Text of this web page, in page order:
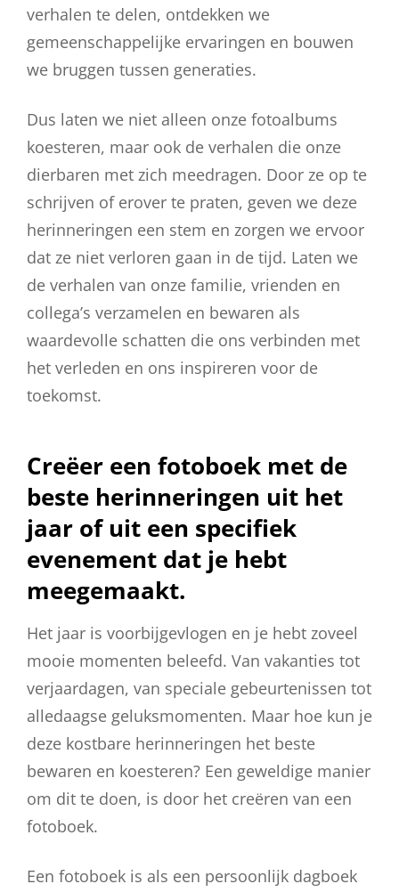
verhalen te delen, ontdekken we
gemeenschappelijke ervaringen en bouwen
we bruggen tussen generaties.
Dus laten we niet alleen onze fotoalbums
koesteren, maar ook de verhalen die onze
dierbaren met zich meedragen. Door ze op te
schrijven of erover te praten, geven we deze
herinneringen een stem en zorgen we ervoor
dat ze niet verloren gaan in de tijd. Laten we
de verhalen van onze familie, vrienden en
collega’s verzamelen en bewaren als
waardevolle schatten die ons verbinden met
het verleden en ons inspireren voor de
toekomst.
Creëer een fotoboek met de
beste herinneringen uit het
jaar of uit een specifiek
evenement dat je hebt
meegemaakt.
Het jaar is voorbijgevlogen en je hebt zoveel
mooie momenten beleefd. Van vakanties tot
verjaardagen, van speciale gebeurtenissen tot
alledaagse geluksmomenten. Maar hoe kun je
deze kostbare herinneringen het beste
bewaren en koesteren? Een geweldige manier
om dit te doen, is door het creëren van een
fotoboek.
Een fotoboek is als een persoonlijk dagboek